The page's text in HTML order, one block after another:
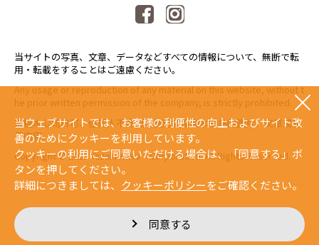
当サイトの写真、文章、データなどすべての情報について、無断で転
用・転載をすることはご遠慮ください。
Any usage or reproduction of any material on this website, without t
he prior written permission of the company, is strictly prohibited.
未經本公司許可、任何人不得擅自使用或複製本網站的圖片、文章或任
何内容。
Copyright © 2015 Yazaki Kako Corporation. All Rights Reserved.
当ウェブサイトでは、お客様の利便性の向上およびサイト改
善のためにクッキーを利用しています。
クッキーの利用にご同意いただける場合は、「同意する」ボ
タンを押してください。
詳細につきましては、 クッキーポリシーをご確認ください。
同意する